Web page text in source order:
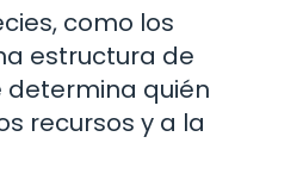
como los
estructura de
quién
recursos y a la